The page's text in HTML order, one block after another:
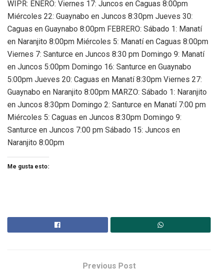
WIPR: ENERO: Viernes 17: Juncos en Caguas 8:00pm
Miércoles 22: Guaynabo en Juncos 8:30pm Jueves 30:
Caguas en Guaynabo 8:00pm FEBRERO: Sábado 1: Manatí
en Naranjito 8:00pm Miércoles 5: Manatí en Caguas 8:00pm
Viernes 7: Santurce en Juncos 8:30 pm Domingo 9: Manatí
en Juncos 5:00pm Domingo 16: Santurce en Guaynabo
5:00pm Jueves 20: Caguas en Manatí 8:30pm Viernes 27:
Guaynabo en Naranjito 8:00pm MARZO: Sábado 1: Naranjito
en Juncos 8:30pm Domingo 2: Santurce en Manatí 7:00 pm
Miércoles 5: Caguas en Juncos 8:30pm Domingo 9:
Santurce en Juncos 7:00 pm Sábado 15: Juncos en
Naranjito 8:00pm
Me gusta esto:
Previous Post